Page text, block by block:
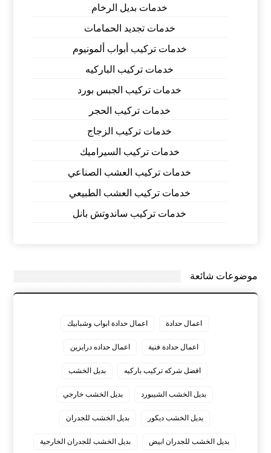
خدمات بديل الرخام
خدمات تجديد الحمامات
خدمات تركيب أبواب ألمونيوم
خدمات تركيب الباركيه
خدمات تركيب الجبس بورد
خدمات تركيب الحجر
خدمات تركيب الزجاج
خدمات تركيب السيراميك
خدمات تركيب العشب الصناعي
خدمات تركيب العشب الطبيعي
خدمات تركيب ساندوتش بانل
موضوعات شائعة
اعمال حدادة اعمال حدادة ابواب وشبابيك
اعمال حدادة فنية اعمال حداده درابزين
افضل شركه تركيب باركيه بديل الخشب
بديل الخشب الشيبورد بديل الخشب خارجي
بديل الخشب ديكور بديل الخشب للجدران
بديل الخشب للجدران ابيض بديل الخشب للجدران الخارجية